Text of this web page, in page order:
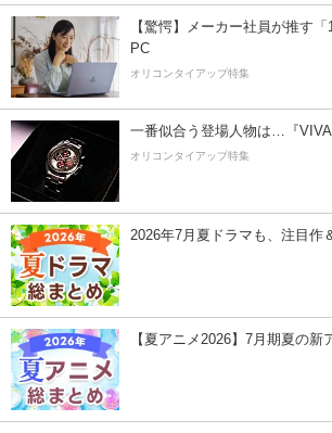
【驚愕】メーカー社員が推す
PC
オリコンタイアップ特集
一番似合う登場人物は…『
オリコンタイアップ特集
2026年7月夏ドラマも、注目作
【夏アニメ2026】7月期夏の新